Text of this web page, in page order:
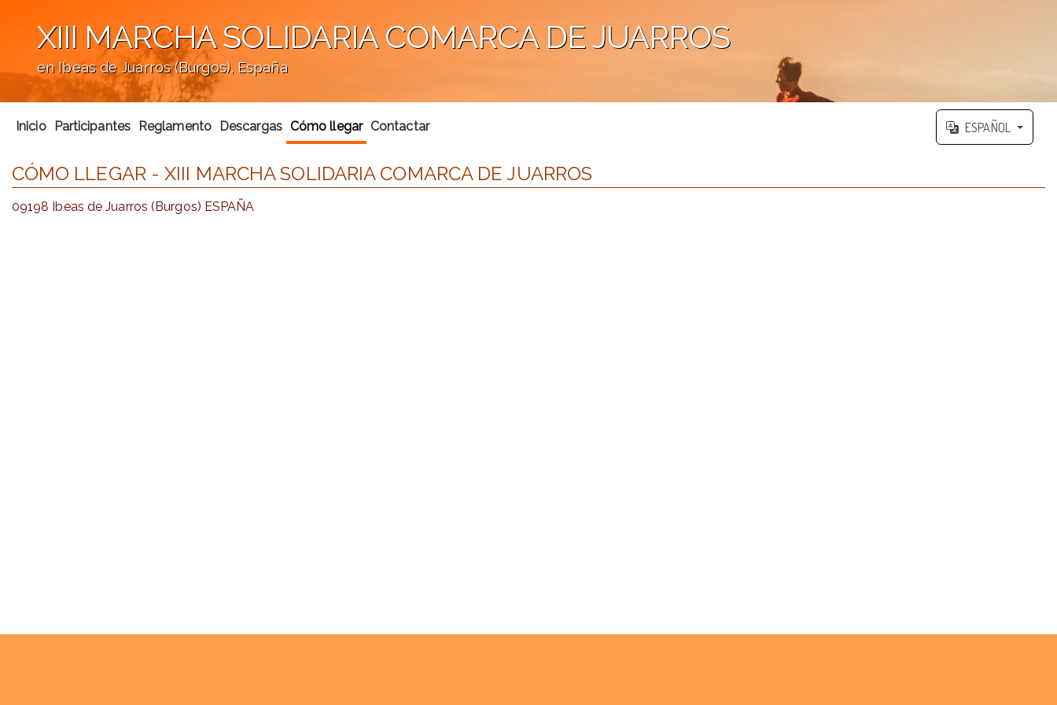
XIII MARCHA SOLIDARIA COMARCA DE JUARROS
en Ibeas de Juarros (Burgos), España
Inicio Participantes Reglamento Descargas Cómo llegar Contactar ESPAÑOL
CÓMO LLEGAR - XIII MARCHA SOLIDARIA COMARCA DE JUARROS
09198 Ibeas de Juarros (Burgos) ESPAÑA